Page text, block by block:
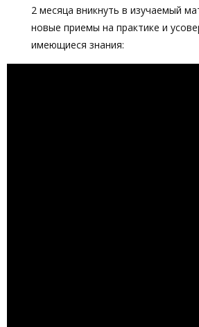
2 месяца вникнуть в изучаемый
новые приемы на практике и
имеющиеся знания: